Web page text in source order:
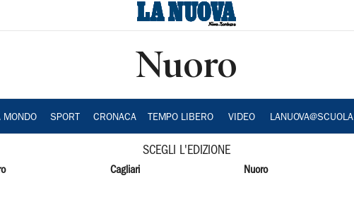
Nuoro
MONDO SPORT CRONACA TEMPO LIBERO VIDEO LANUOVA@SCUOLA
SCEGLI L'EDIZIONE
Cagliari Nuoro